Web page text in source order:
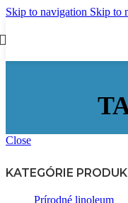
Skip to navigation Skip to
Close
KATEGÓRIE
Prírodné linoleum